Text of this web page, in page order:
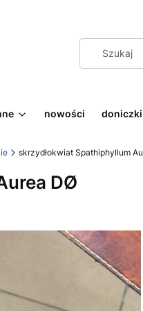
nowości doniczki
skrzydłokwiat Spathiphyllum
DØ